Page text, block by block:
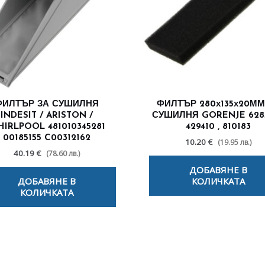
ЗА СУШИЛНЯ
INDESIT / ARISTON /
481010345281
00185155 C00312162
40.19 € (78.60 лв.)
ДОБАВЯНЕ В
КОЛИЧКАТА
ФИЛТЪР
СУШИЛНЯ GORENJE
429410 , 810183
10.20 € (19.95 лв.)
ДОБАВЯНЕ В
КОЛИЧКАТА